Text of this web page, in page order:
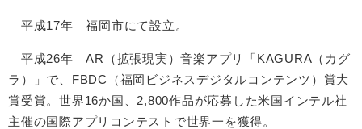
平成17年 福岡市にて設立。
平成26年 AR（拡張現実）音楽アプリ「KAGURA（カグ
ラ）」で、FBDC（福岡ビジネスデジタルコンテンツ）賞大
賞受賞。世界16か国、2,800作品が応募した米国インテル社
主催の国際アプリコンテストで世界一を獲得。